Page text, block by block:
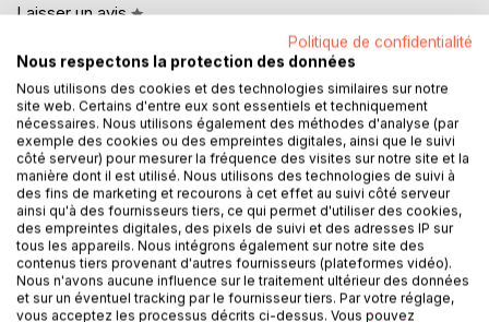
Laisser un avis
DESCRIPTION
À l'instar du premier recueil de saynètes, ce livre est un
support pour toutes personnes désirant monter un
spectacle !, jouer entre frères et soeurs, faire ses premiers
pas sur scène. Alors lisez, apprenez et jouez ! C'est à vous
Politique de confidentialité
Nous respectons la protection des données
Nous utilisons des cookies et des technologies similaires sur notre
site web. Certains d'entre eux sont essentiels et techniquement
nécessaires. Nous utilisons également des méthodes d'analyse (par
exemple des cookies ou des empreintes digitales, ainsi que le suivi
côté serveur) pour mesurer la fréquence des visites sur notre site et la
manière dont il est utilisé. Nous utilisons des technologies de suivi à
des fins de marketing et recourons à cet effet au suivi côté serveur
ainsi qu'à des fournisseurs tiers, ce qui permet d'utiliser des cookies,
des empreintes digitales, des pixels de suivi et des adresses IP sur
tous les appareils. Nous intégrons également sur notre site des
contenus tiers provenant d'autres fournisseurs (plateformes vidéo).
Nous n'avons aucune influence sur le traitement ultérieur des données
et sur un éventuel tracking par le fournisseur tiers. Par votre réglage,
vous acceptez les processus décrits ci-dessus. Vous pouvez